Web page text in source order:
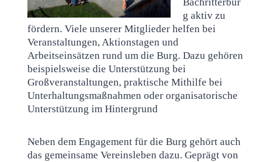
Bachritterbur
g aktiv zu
fördern. Viele unserer Mitglieder helfen bei
Veranstaltungen, Aktionstagen und
Arbeitseinsätzen rund um die Burg. Dazu gehören
beispielsweise die Unterstützung bei
Großveranstaltungen, praktische Mithilfe bei
Unterhaltungsmaßnahmen oder organisatorische
Unterstützung im Hintergrund
Neben dem Engagement für die Burg gehört auch
das gemeinsame Vereinsleben dazu. Geprägt von